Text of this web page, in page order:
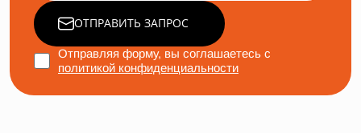
ОТПРАВИТЬ ЗАПРОС
Отправляя форму, вы соглашаетесь с
политикой конфиденциальности